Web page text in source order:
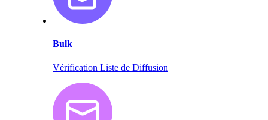
Bulk
Vérification Liste de Diffusion